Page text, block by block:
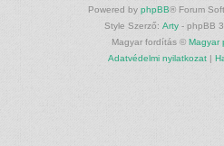
Powered by phpBB® Forum
Style Szerző: Arty - phpBB
Magyar fordítás © Magyar
Adatvédelmi nyilatkozat|